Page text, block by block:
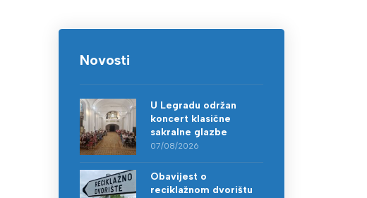
Novosti
U Legradu održan
koncert klasične
sakralne glazbe
07/08/2026
Obavijest o
reciklažnom dvorištu